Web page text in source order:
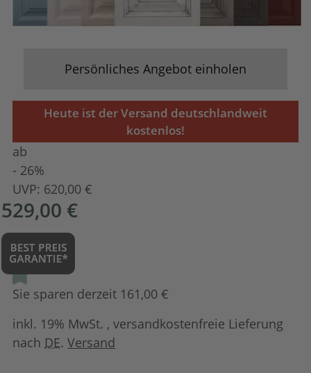
Persönliches Angebot einholen
Heute ist der Versand deutschlandweit
kostenlos!
ab
- 26%
UVP: 620,00 €
529,00 €
Sie sparen derzeit 161,00 €
inkl. 19% MwSt. , versandkostenfreie Lieferung
nach DE.Versand